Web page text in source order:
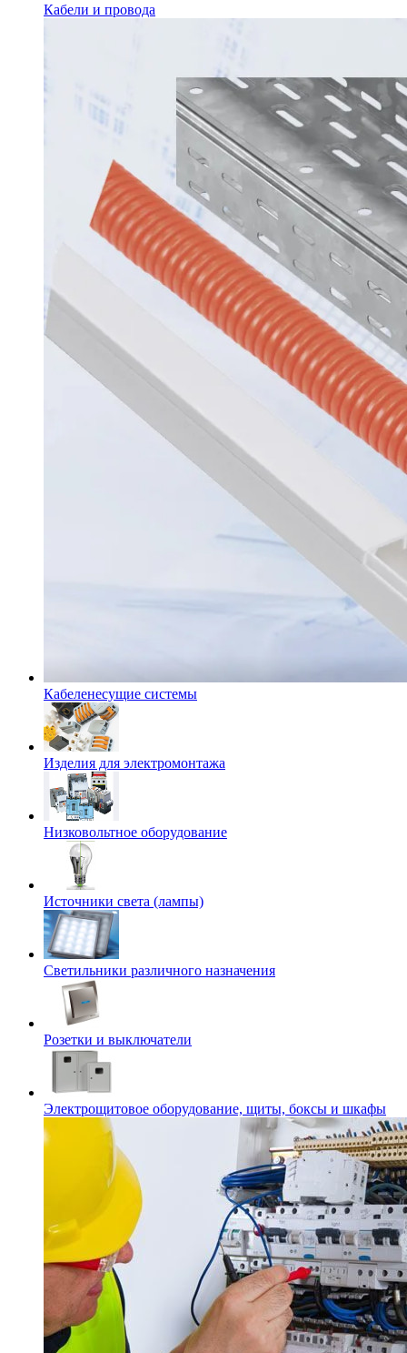
Кабели и провода
Кабеленесущие системы
Изделия для электромонтажа
Низковольтное оборудование
Источники света (лампы)
Светильники различного назначения
Розетки и выключатели
Электрощитовое оборудование, щиты, боксы и шкафы